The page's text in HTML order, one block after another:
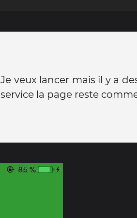
Je veux lancer mais il y a
service la page reste